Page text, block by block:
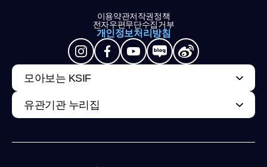
이용약관저작권정책
전자우편무단수집거부
개인정보처리방침
모아보는 KSIF
유관기관 누리집